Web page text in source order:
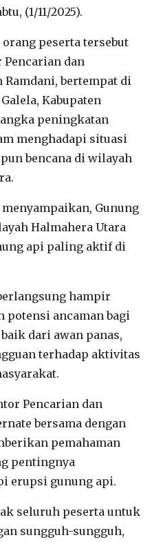
(1/11/2025).
peserta tersebut
dan
bertempat di
Kabupaten
peningkatan
menghadapi situasi
bencana di wilayah
Gunung
Halmahera Utara
api paling aktif di
hampir
potensi ancaman bagi
dari awan panas,
terhadap aktivitas
Pencarian dan
bersama dengan
pemahaman
pentingnya
erupsi gunung api.
seluruh peserta untuk
sungguh-sungguh,